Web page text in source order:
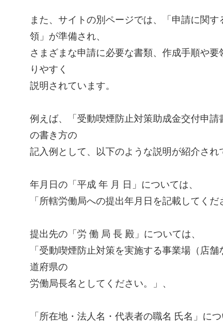
また、サイトの別ページでは、「申請に関
領」が準備され、
さまざまな申請に必要な書類、作成手順や要
りやすく
説明されています。
例えば、「受動喫煙防止対策助成金交付申請
の書き方の
記入例として、以下のような説明が紹介され
年月日の「平成 年 月 日」については、
「所轄労働局への提出年月日を記載してく
提出先の「労 働 局 長 殿」については、
「受動喫煙防止対策を実施する事業場（店
道府県の
労働局長名としてください。」、
「所在地・法人名・代表者の職名 氏名」に